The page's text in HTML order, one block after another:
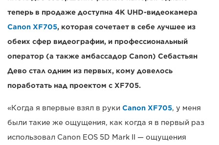
теперь в продаже доступна 4K UHD-видеокамера
Canon XF705, которая сочетает в себе лучшее из
обеих сфер видеографии, и профессиональный
оператор (а также амбассадор Canon) Себастьян
Дево стал одним из первых, кому довелось
поработать над проектом с XF705.
«Когда я впервые взял в руки Canon XF705, у меня
были такие же ощущения, как когда я в первый раз
использовал Canon EOS 5D Mark II — ощущения